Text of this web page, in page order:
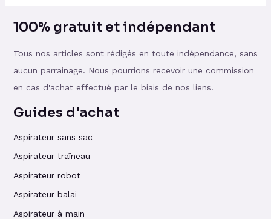
100% gratuit et indépendant
Tous nos articles sont rédigés en toute indépendance, sans
aucun parrainage. Nous pourrions recevoir une commission
en cas d'achat effectué par le biais de nos liens.
Guides d'achat
Aspirateur sans sac
Aspirateur traîneau
Aspirateur robot
Aspirateur balai
Aspirateur à main